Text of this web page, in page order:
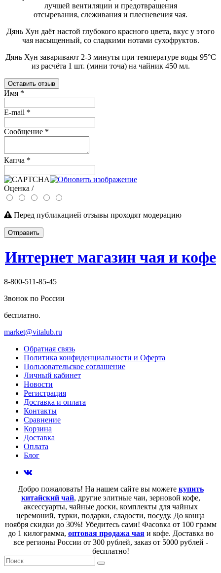
лучшей вентиляции и предотвращения
отсыревания, слеживания и плесневения чая.
Дянь Хун даёт настой глубокого красного цвета, вкус у этого
чая насыщенный, со сладкими нотами сухофруктов.
Дянь Хун заваривают 2-3 минуты при температуре воды 95°С
из расчёта 1 шт. (мини точа) на чайник 450 мл.
Оставить отзыв
Имя *
E-mail *
Сообщение *
Капча *
Оценка /
Перед публикацией отзывы проходят модерацию
Отправить
Интернет магазин чая и кофе
8-800-511-85-45
Звонок по России
бесплатно.
market@vitalub.ru
Обратная связь
Политика конфиденциальности и Оферта
Пользовательское соглашение
Личный кабинет
Новости
Регистрация
Доставка и оплата
Контакты
Сравнение
Корзина
Доставка
Оплата
Блог
Добро пожаловать! На нашем сайте вы можете купить
китайский чай, другие элитные чаи, зерновой кофе,
аксессуарты, чайные доски, комплекты для чайных
церемоний, турки, подарки, сладости, посуду. До конца
ноября скидки до 30%! Убедитесь сами! Фасовка от 100 грамм
до 1 килограмма, оптовая продажа чаяи кофе. Доставка во
все регионы России от 300 рублей, заказ от 5000 рублей -
бесплатно!